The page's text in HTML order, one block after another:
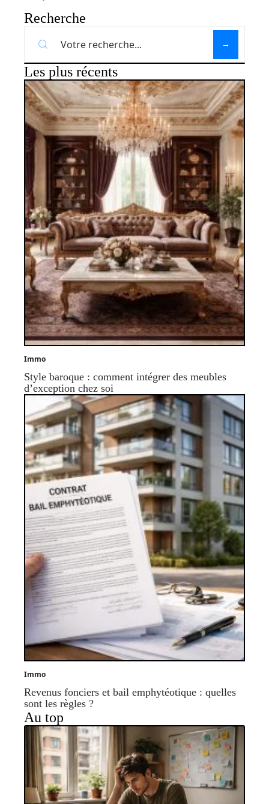
Recherche
Les plus récents
Immo
Style baroque : comment intégrer des meubles
d’exception chez soi
Immo
Revenus fonciers et bail emphytéotique : quelles
sont les règles ?
Au top